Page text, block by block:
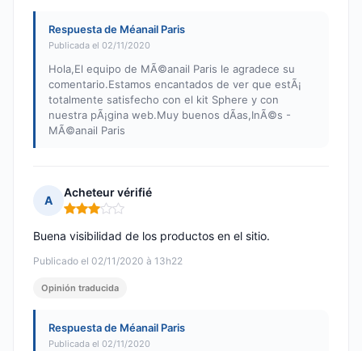
Respuesta de Méanail Paris
Publicada el 02/11/2020
Hola,El equipo de MÃ©anail Paris le agradece su
comentario.Estamos encantados de ver que estÃ¡
totalmente satisfecho con el kit Sphere y con
nuestra pÃ¡gina web.Muy buenos dÃas,InÃ©s -
MÃ©anail Paris
A
Acheteur vérifié
Nota: 3 de 5
Publicado el 02/11/2020 à 13h22
Buena visibilidad de los productos en el sitio.
Opinión traducida
Respuesta de Méanail Paris
Publicada el 02/11/2020